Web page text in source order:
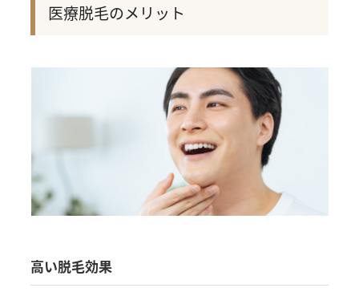
医療脱毛のメリット
高い脱毛効果